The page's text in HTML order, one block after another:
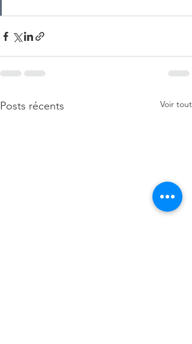
Posts récents Voir tout